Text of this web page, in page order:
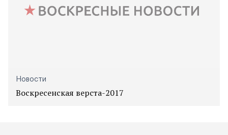
Новости
Воскресенская верста-2017